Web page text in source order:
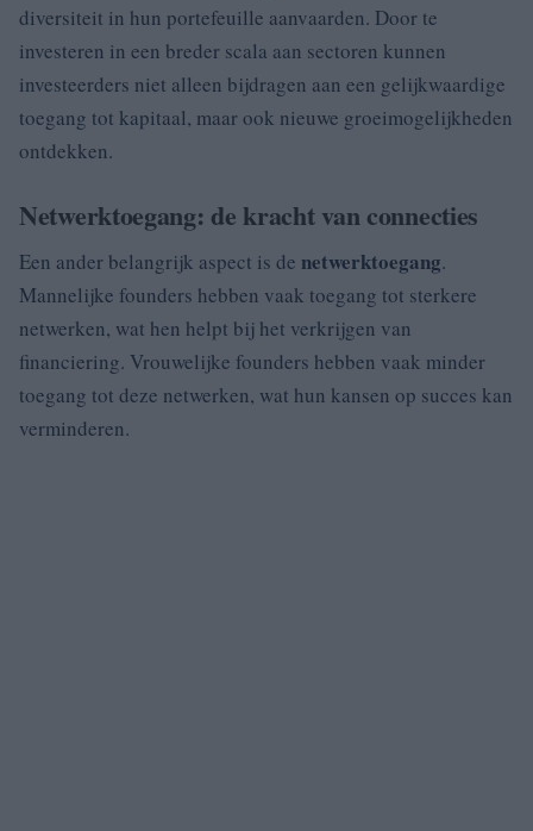
diversiteit in hun portefeuille aanvaarden. Door te
investeren in een breder scala aan sectoren kunnen
investeerders niet alleen bijdragen aan een gelijkwaardige
toegang tot kapitaal, maar ook nieuwe groeimogelijkheden
ontdekken.
Netwerktoegang: de kracht van connecties
Een ander belangrijk aspect is de netwerktoegang.
Mannelijke founders hebben vaak toegang tot sterkere
netwerken, wat hen helpt bij het verkrijgen van
financiering. Vrouwelijke founders hebben vaak minder
toegang tot deze netwerken, wat hun kansen op succes kan
verminderen.